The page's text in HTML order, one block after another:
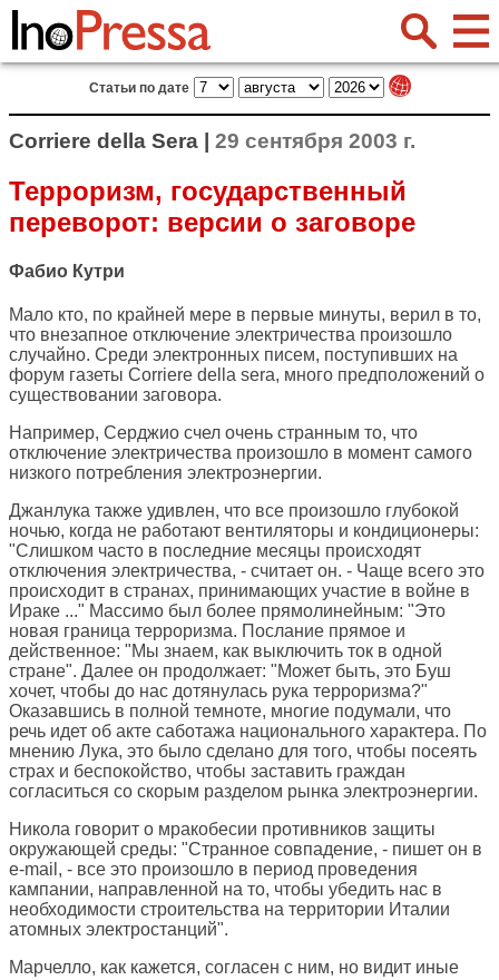
Статьи по дате
Corriere della Sera | 29 сентября 2003 г.
Терроризм, государственный
переворот: версии о заговоре
Фабио Кутри
Мало кто, по крайней мере в первые минуты, верил в то,
что внезапное отключение электричества произошло
случайно. Среди электронных писем, поступивших на
форум газеты Corriere della sera, много предположений о
существовании заговора.
Например, Серджио счел очень странным то, что
отключение электричества произошло в момент самого
низкого потребления электроэнергии.
Джанлука также удивлен, что все произошло глубокой
ночью, когда не работают вентиляторы и кондиционеры:
"Слишком часто в последние месяцы происходят
отключения электричества, - считает он. - Чаще всего это
происходит в странах, принимающих участие в войне в
Ираке ..." Массимо был более прямолинейным: "Это
новая граница терроризма. Послание прямое и
действенное: "Мы знаем, как выключить ток в одной
стране". Далее он продолжает: "Может быть, это Буш
хочет, чтобы до нас дотянулась рука терроризма?"
Оказавшись в полной темноте, многие подумали, что
речь идет об акте саботажа национального характера. По
мнению Лука, это было сделано для того, чтобы посеять
страх и беспокойство, чтобы заставить граждан
согласиться со скорым разделом рынка электроэнергии.
Никола говорит о мракобесии противников защиты
окружающей среды: "Странное совпадение, - пишет он в
e-mail, - все это произошло в период проведения
кампании, направленной на то, чтобы убедить нас в
необходимости строительства на территории Италии
атомных электростанций".
Марчелло, как кажется, согласен с ним, но видит иные